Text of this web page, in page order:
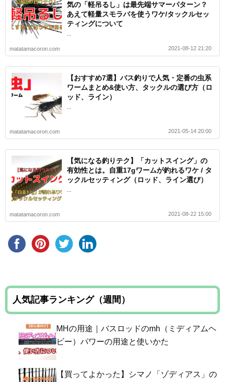
気の「軽吊るし」は最先端サマーパターン？
あえて軽量スモラバを使うワケ/タックルセッ
ティングについて
matatamacoron.com 2021-08-12 21:20
【おすすめ7選】バス釣りで人気・定番の虫系
ワームまとめ&使い方、タックルの選び方（ロ
ッド、ライン）
matatamacoron.com 2021-05-14 20:00
【気になる釣りテク】「カットスイング」の
有効性とは。自重17gワームが釣れるワケ / タ
ックルセッティング（ロッド、ライン選び）
matatamacoron.com 2021-08-22 15:00
人気記事ランキング（週間）
MHの用途｜バスロッドのmh（ミディアムヘ
ビー）パワーの用途と使いかた
【買ってよかった】シマノ「ゾディアス」の